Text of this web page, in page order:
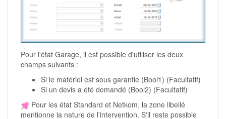
Pour l'état Garage, il est possible d'utiliser les deux
champs suivants :
Si le matériel est sous garantie (Bool1) (Facultatif)
Si un devis a été demandé (Bool2) (Facultatif)
Pour les état Standard et Netkom, la zone libellé
mentionne la nature de l'intervention. S'il reste possible